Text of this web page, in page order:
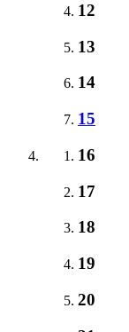
12
13
14
15
16
17
18
19
20